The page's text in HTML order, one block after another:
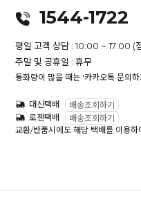
1544-1722
평일 고객 상담 : 10:00 ~ 17:00 (
주말 및 공휴일 : 휴무
통화량이 많을 때는 '카카오톡 문의
대신택배
배송조회하기
로젠택배
배송조회하기
교환/반품시에도 해당 택배를 이용